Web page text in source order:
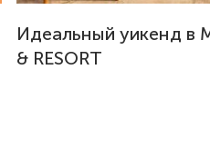
Идеальный уикенд в
& RESORT